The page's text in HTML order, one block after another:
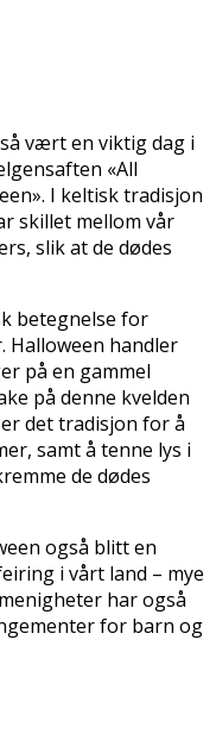
vært en viktig dag i
«All
I keltisk tradisjon
skillet mellom vår
slik at de dødes
betegnelse for
Halloween handler
på en gammel
på denne kvelden
det tradisjon for å
samt å tenne lys i
de dødes
også blitt en
i vårt land – mye
har også
for barn og